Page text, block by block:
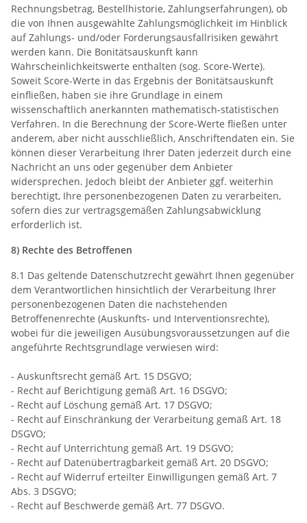
Rechnungsbetrag, Bestellhistorie, Zahlungserfahrungen), ob
die von Ihnen ausgewählte Zahlungsmöglichkeit im Hinblick
auf Zahlungs- und/oder Forderungsausfallrisiken gewährt
werden kann. Die Bonitätsauskunft kann
Wahrscheinlichkeitswerte enthalten (sog. Score-Werte).
Soweit Score-Werte in das Ergebnis der Bonitätsauskunft
einfließen, haben sie ihre Grundlage in einem
wissenschaftlich anerkannten mathematisch-statistischen
Verfahren. In die Berechnung der Score-Werte fließen unter
anderem, aber nicht ausschließlich, Anschriftendaten ein. Sie
können dieser Verarbeitung Ihrer Daten jederzeit durch eine
Nachricht an uns oder gegenüber dem Anbieter
widersprechen. Jedoch bleibt der Anbieter ggf. weiterhin
berechtigt, Ihre personenbezogenen Daten zu verarbeiten,
sofern dies zur vertragsgemäßen Zahlungsabwicklung
erforderlich ist.
8) Rechte des Betroffenen
8.1 Das geltende Datenschutzrecht gewährt Ihnen gegenüber
dem Verantwortlichen hinsichtlich der Verarbeitung Ihrer
personenbezogenen Daten die nachstehenden
Betroffenenrechte (Auskunfts- und Interventionsrechte),
wobei für die jeweiligen Ausübungsvoraussetzungen auf die
angeführte Rechtsgrundlage verwiesen wird:
- Auskunftsrecht gemäß Art. 15 DSGVO;
- Recht auf Berichtigung gemäß Art. 16 DSGVO;
- Recht auf Löschung gemäß Art. 17 DSGVO;
- Recht auf Einschränkung der Verarbeitung gemäß Art. 18
DSGVO;
- Recht auf Unterrichtung gemäß Art. 19 DSGVO;
- Recht auf Datenübertragbarkeit gemäß Art. 20 DSGVO;
- Recht auf Widerruf erteilter Einwilligungen gemäß Art. 7
Abs. 3 DSGVO;
- Recht auf Beschwerde gemäß Art. 77 DSGVO.